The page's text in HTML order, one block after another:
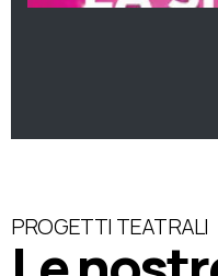
PROGETTI TEATRALI